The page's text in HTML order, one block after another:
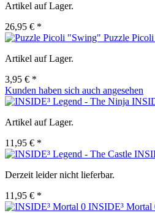
Artikel auf Lager.
26,95 € *
Puzzle
Artikel auf Lager.
3,95 € *
Kunden haben sich auch angesehen
Artikel auf Lager.
11,95 € *
Derzeit leider nicht lieferbar.
11,95 € *
INSIDE³ Mortal